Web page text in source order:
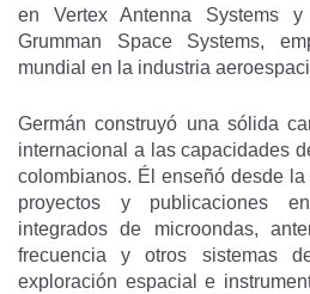
en Vertex Antenna Systems
Grumman Space Systems,
mundial en la industria
Germán construyó una sólida
internacional a las capacidades
colombianos. Él enseñó desde
proyectos y publicaciones
integrados de microondas,
frecuencia y otros sistemas
exploración espacial e